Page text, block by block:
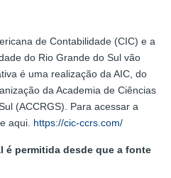
de Contabilidade (CIC) e a
do Rio Grande do Sul vão
é uma realização da AIC, do
da Academia de Ciências
(ACCRGS). Para acessar a
aqui. https://cic-ccrs.com/
é permitida desde que a fonte